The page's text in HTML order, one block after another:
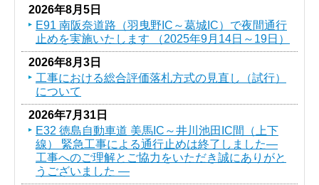
2026年8月5日
E91 南阪奈道路（羽曳野IC～葛󠄀城IC）で夜間通行
止めを実施いたします （2025年9月14日～19日）
2026年8月3日
工事における総合評価落札方式の見直し（試行）
について
2026年7月31日
E32 徳島自動車道 美馬IC～井川池田IC間（上下
線） 緊急工事による通行止めは終了しました―
工事へのご理解とご協力をいただき誠にありがと
うございました ―